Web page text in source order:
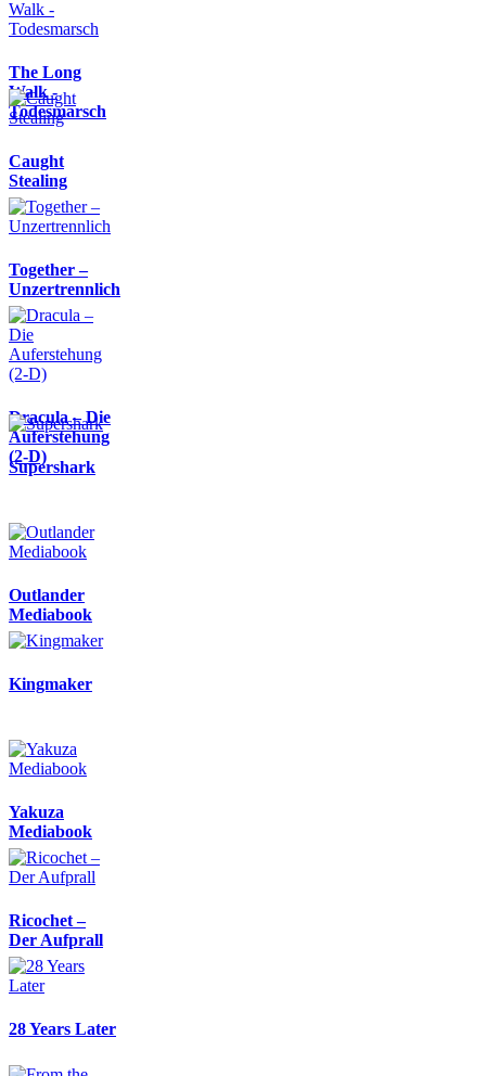
The Long
Walk -
Todesmarsch
Caught
Stealing
Together –
Unzertrennlich
Dracula – Die
Auferstehung
(2-D)
Supershark
Outlander
Mediabook
Kingmaker
Yakuza
Mediabook
Ricochet –
Der Aufprall
28 Years Later